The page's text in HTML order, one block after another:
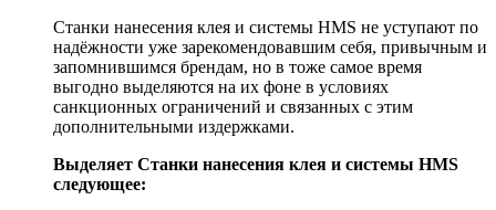
Станки нанесения клея и системы HMS не уступают по
надёжности уже зарекомендовавшим себя, привычным и
запомнившимся брендам, но в тоже самое время
выгодно выделяются на их фоне в условиях
санкционных ограничений и связанных с этим
дополнительными издержками.
Выделяет Станки нанесения клея и системы HMS
следующее: